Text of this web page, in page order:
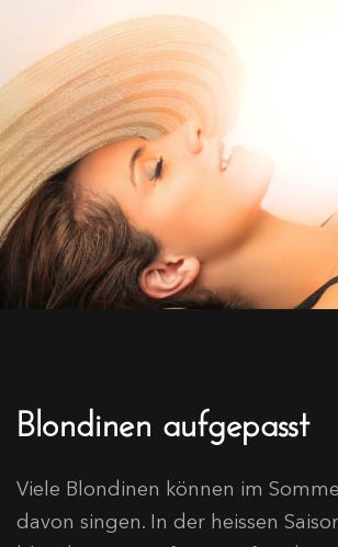
Blondinen aufgepasst
Viele Blondinen können im
davon singen. In der heissen